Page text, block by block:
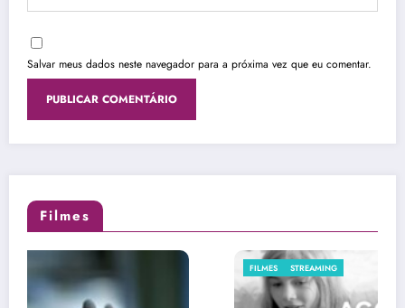
Salvar meus dados neste navegador para a próxima vez que eu comentar.
Filmes